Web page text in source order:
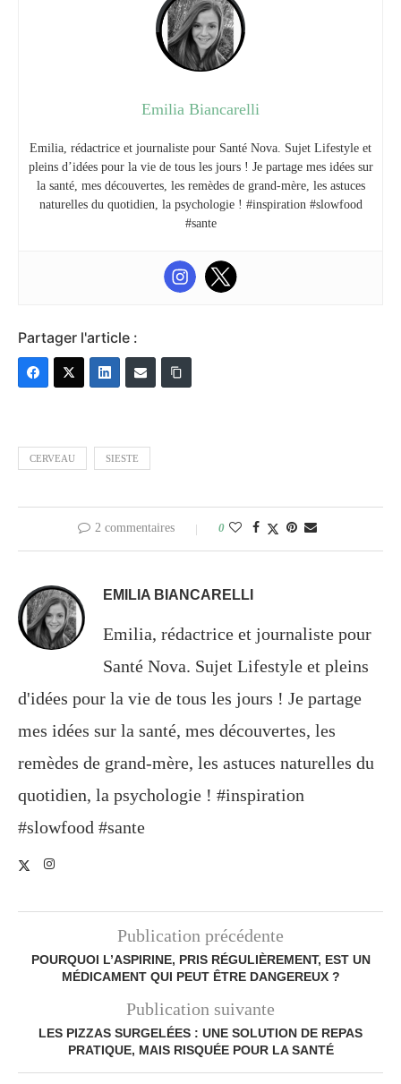
Emilia Biancarelli
Emilia, rédactrice et journaliste pour Santé Nova. Sujet Lifestyle et
pleins d’idées pour la vie de tous les jours ! Je partage mes idées sur
la santé, mes découvertes, les remèdes de grand-mère, les astuces
naturelles du quotidien, la psychologie ! #inspiration #slowfood
#sante
Partager l'article :
CERVEAU SIESTE
2 commentaires 0
EMILIA BIANCARELLI
Emilia, rédactrice et journaliste pour
Santé Nova. Sujet Lifestyle et pleins
d'idées pour la vie de tous les jours ! Je partage
mes idées sur la santé, mes découvertes, les
remèdes de grand-mère, les astuces naturelles du
quotidien, la psychologie ! #inspiration
#slowfood #sante
Publication précédente
POURQUOI L’ASPIRINE, PRIS RÉGULIÈREMENT, EST UN
MÉDICAMENT QUI PEUT ÊTRE DANGEREUX ?
Publication suivante
LES PIZZAS SURGELÉES : UNE SOLUTION DE REPAS
PRATIQUE, MAIS RISQUÉE POUR LA SANTÉ